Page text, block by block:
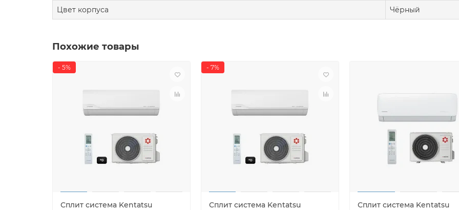
Цвет корпуса Чёрный
Похожие товары
- 5%
Сплит система Kentatsu
- 7%
Сплит система Kentatsu
Сплит система Kentatsu